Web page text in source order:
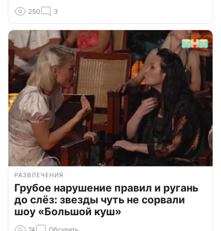
250 3
РАЗВЛЕЧЕНИЯ
Грубое нарушение правил и ругань
до слёз: звезды чуть не сорвали
шоу «Большой куш»